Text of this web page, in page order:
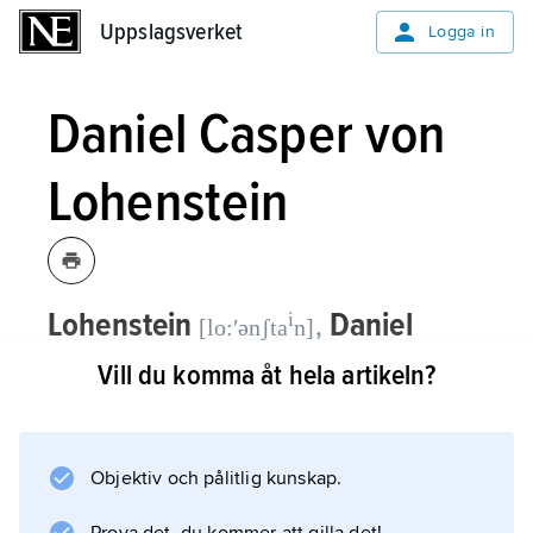
Uppslagsverket Logga in
Daniel Casper von
Lohenstein
Lohenstein [lo:ʹənʃtain], Daniel
Casper von,1635–83, tysk författare.
Casper von Lohenstein den mest extrema
tyska barocken. Bägge var influerade av
Vill du komma åt hela artikeln?
Objektiv och pålitlig kunskap.